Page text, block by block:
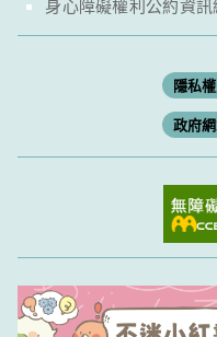
身心障礙權利公約資訊
隱私
政府